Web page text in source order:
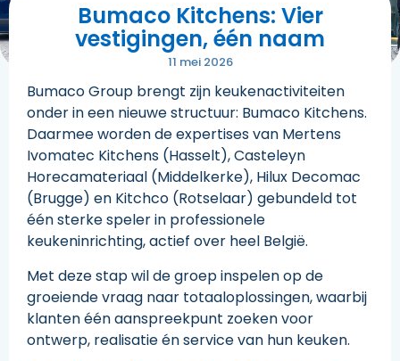
Bumaco Kitchens: Vier
vestigingen, één naam
11 mei 2026
Bumaco Group brengt zijn keukenactiviteiten
onder in een nieuwe structuur: Bumaco Kitchens.
Daarmee worden de expertises van Mertens
Ivomatec Kitchens (Hasselt), Casteleyn
Horecamateriaal (Middelkerke), Hilux Decomac
(Brugge) en Kitchco (Rotselaar) gebundeld tot
één sterke speler in professionele
keukeninrichting, actief over heel België.
Met deze stap wil de groep inspelen op de
groeiende vraag naar totaaloplossingen, waarbij
klanten één aanspreekpunt zoeken voor
ontwerp, realisatie én service van hun keuken.